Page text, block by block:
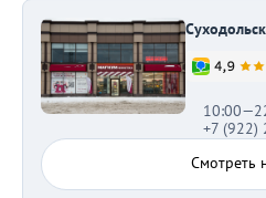
+7 (922)
Смотреть